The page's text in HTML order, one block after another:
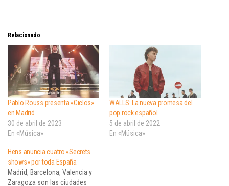
Relacionado
Pablo Rouss presenta «Ciclos»
en Madrid
30 de abril de 2023
En «Música»
WALLS: La nueva promesa del
pop rock español
5 de abril de 2022
En «Música»
Hens anuncia cuatro «Secrets
shows» por toda España
Madrid, Barcelona, Valencia y
Zaragoza son las ciudades